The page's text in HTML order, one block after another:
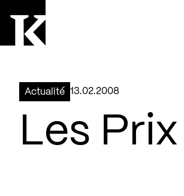
Actualité 13.02.2008
Les